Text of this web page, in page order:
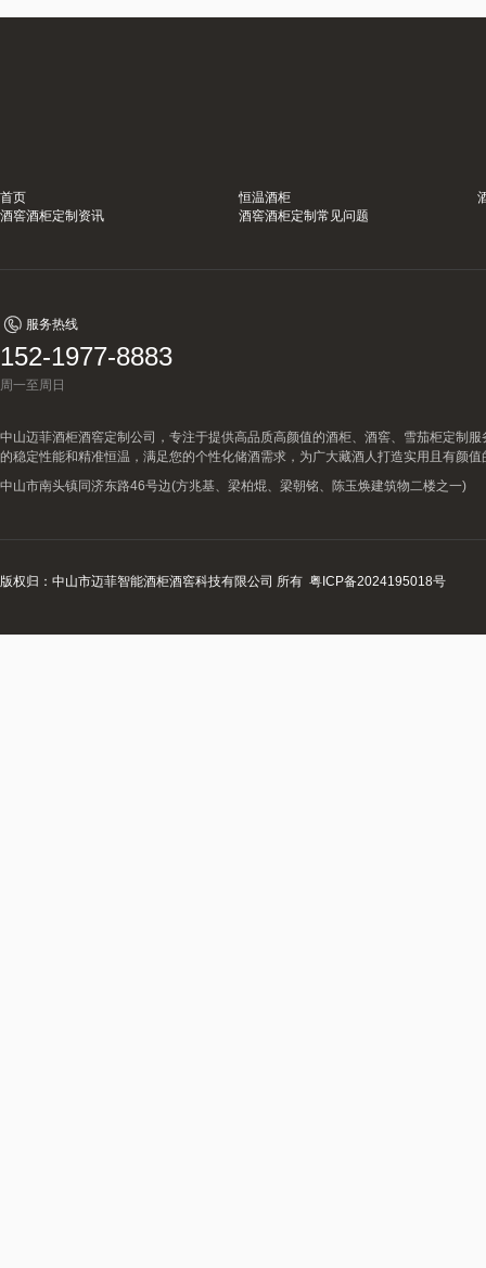
首页 恒温酒柜
酒窖酒柜定制资讯
酒窖酒柜定制常见问题
服务热线
152-1977-8883
周一至周日
中山迈菲酒柜酒窖定制公司，专注于提供高品质高颜值的酒柜、酒窖、雪茄柜定制
的稳定性能和精准恒温，满足您的个性化储酒需求，为广大藏酒人打造实用且有颜值
中山市南头镇同济东路46号边(方兆基、梁柏焜、梁朝铭、陈玉焕建筑物二楼之一)
版权归：中山市迈菲智能酒柜酒窖科技有限公司 所有 粤ICP备2024195018号